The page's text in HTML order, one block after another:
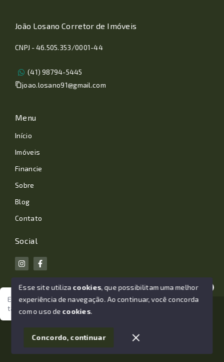
Estamos aqui para te ajudar. Vamos juntos nessa jornada
tão importante da sua vida?
João Losano Corretor de Imóveis
CNPJ - 46.505.353/0001-44
(41) 98794-5445
joao.losano91@gmail.com
Menu
Início
Imóveis
Financie
Sobre
Blog
Contato
Social
© Copyright 2026 - João Losano Corretor de Imóveis -
SITE PARA IMOBILIARIA
Esse site utiliza cookies, que possibilitam uma melhor
experiência de navegação.Ao continuar, você concorda
com o uso de cookies.
Concordo, continuar